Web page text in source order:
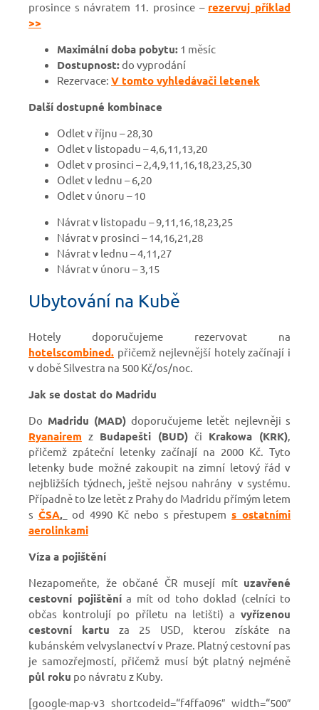
prosince s návratem 11. prosince – rezervuj příklad
>>
Maximální doba pobytu: 1 měsíc
Dostupnost:do vyprodání
Rezervace: V tomto vyhledávači letenek
Další dostupné kombinace
Odlet v říjnu – 28,30
Odlet v listopadu – 4,6,11,13,20
Odlet v prosinci – 2,4,9,11,16,18,23,25,30
Odlet v lednu – 6,20
Odlet v únoru – 10
Návrat v listopadu – 9,11,16,18,23,25
Návrat v prosinci – 14,16,21,28
Návrat v lednu – 4,11,27
Návrat v únoru – 3,15
Ubytování na Kubě
Hotely doporučujeme rezervovat na
hotelscombined. přičemž nejlevnější hotely začínají i
v době Silvestra na 500 Kč/os/noc.
Jak se dostat do Madridu
Do Madridu (MAD) doporučujeme letět nejlevněji s
Ryanairem z Budapešti (BUD) či Krakowa (KRK)
přičemž zpáteční letenky začínají na 2000 Kč. Tyto
letenky bude možné zakoupit na zimní letový řád v
nejbližších týdnech, ještě nejsou nahrány v systému.
Případně to lze letět z Prahy do Madridu přímým letem
s ČSA, od 4990 Kč nebo s přestupems ostatními
aerolinkami
Víza a pojištění
Nezapomeňte, že občané ČR musejí mít uzavřené
cestovní pojištěnía mít od toho doklad (celníci to
občas kontrolují po příletu na letišti) a vyřízenou
cestovní kartu za 25 USD, kterou získáte na
kubánském velvyslanectví v Praze. Platný cestovní pas
je samozřejmostí, přičemž musí být platný nejméně
půl roku po návratu z Kuby.
[google-map-v3 shortcodeid=“f4ffa096″ width=“500″